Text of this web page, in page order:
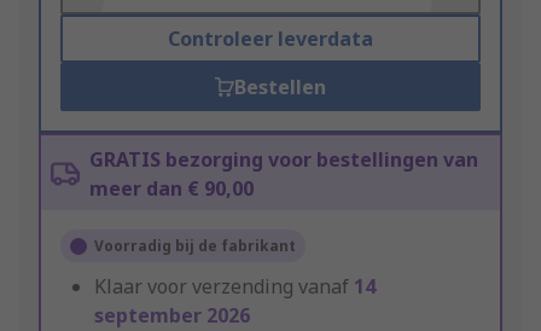
Controleer leverdata
Bestellen
GRATIS bezorging voor bestellingen van
meer dan € 90,00
Voorradig bij de fabrikant
Klaar voor verzending vanaf 14
september 2026